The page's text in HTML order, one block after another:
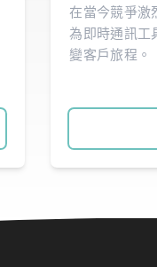
在當今競爭
為即時通訊
變客戶旅程。